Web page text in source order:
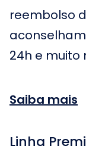
reembolso
24h e muito
Saiba mais
Linha